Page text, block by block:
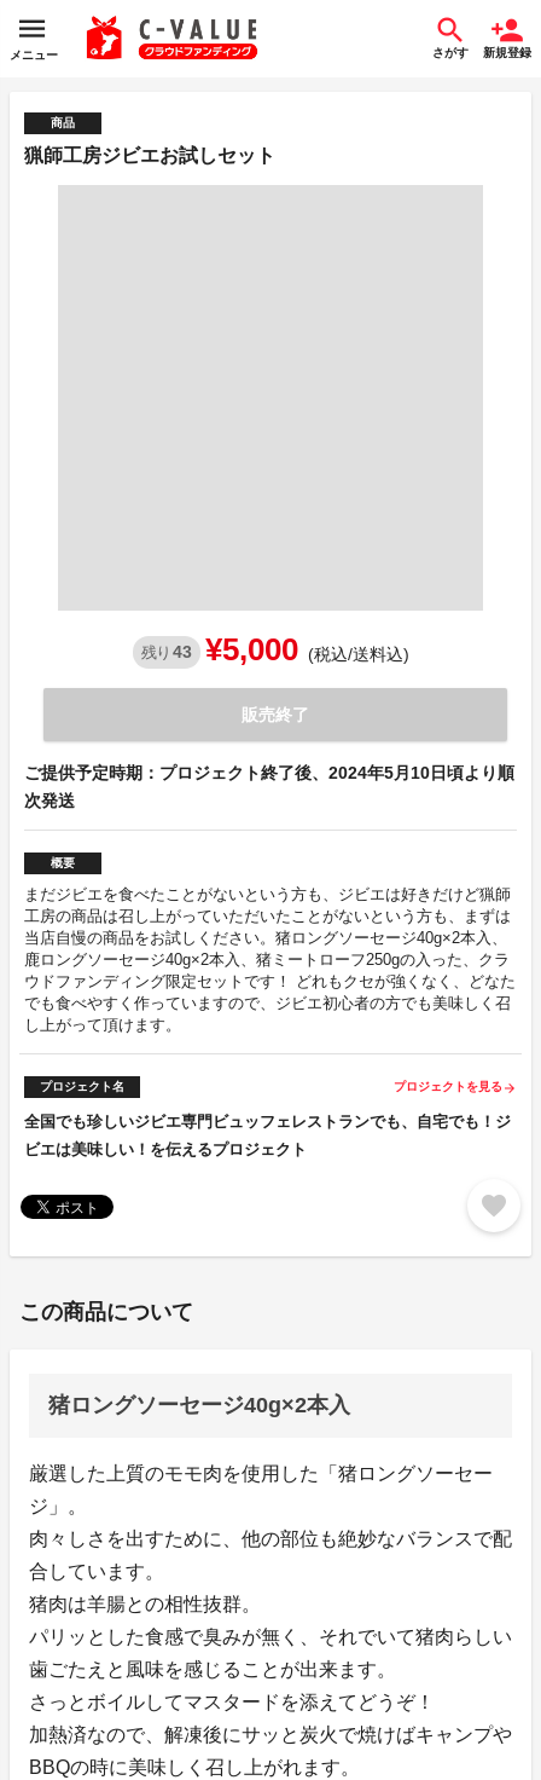
メニュー さがす 新規登録
商品
猟師工房ジビエお試しセット
残り 43 ¥5,000 (税込/送料込)
販売終了
ご提供予定時期：プロジェクト終了後、2024年5月10日頃より順
次発送
概要
まだジビエを食べたことがないという方も、ジビエは好きだけど猟師
工房の商品は召し上がっていただいたことがないという方も、まずは
当店自慢の商品をお試しください。猪ロングソーセージ40g×2本入、
鹿ロングソーセージ40g×2本入、猪ミートローフ250gの入った、クラ
ウドファンディング限定セットです！ どれもクセが強くなく、どなた
でも食べやすく作っていますので、ジビエ初心者の方でも美味しく召
し上がって頂けます。
プロジェクト名 プロジェクトを見る arrow_forward
全国でも珍しいジビエ専門ビュッフェレストランでも、自宅でも！ジ
ビエは美味しい！を伝えるプロジェクト
favorite
この商品について
猪ロングソーセージ40g×2本入
厳選した上質のモモ肉を使用した「猪ロングソーセー
ジ」。
肉々しさを出すために、他の部位も絶妙なバランスで配
合しています。
猪肉は羊腸との相性抜群。
パリッとした食感で臭みが無く、それでいて猪肉らしい
歯ごたえと風味を感じることが出来ます。
さっとボイルしてマスタードを添えてどうぞ！
加熱済なので、解凍後にサッと炭火で焼けばキャンプや
BBQの時に美味しく召し上がれます。